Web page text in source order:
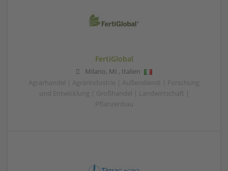
FertiGlobal
Milano, MI , Italien
Agrarhandel | Agrarindustrie | Außendienst | Forschung
und Entwicklung | Großhandel | Landwirtschaft |
Pflanzenbau